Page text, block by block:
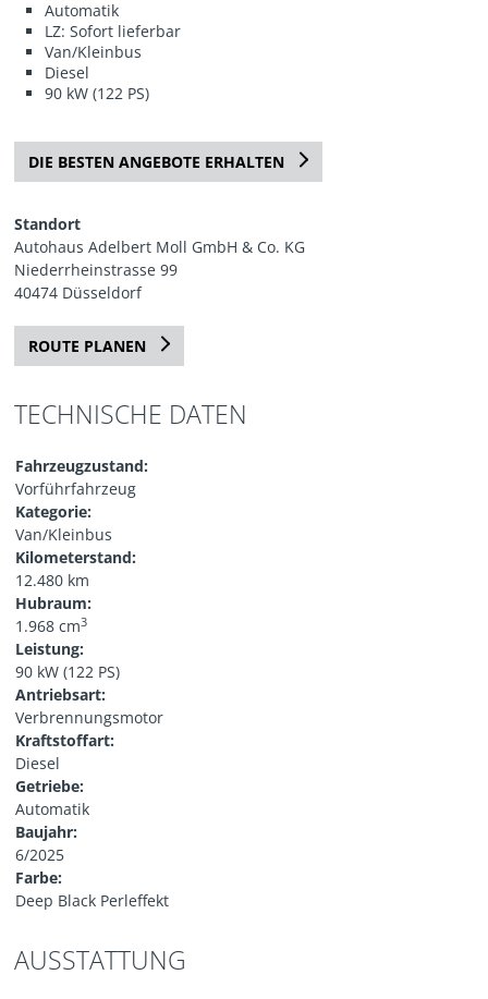
Automatik
LZ: Sofort lieferbar
Van/Kleinbus
Diesel
90 kW (122 PS)
DIE BESTEN ANGEBOTE ERHALTEN
Standort
Autohaus Adelbert Moll GmbH & Co. KG
Niederrheinstrasse 99
40474 Düsseldorf
ROUTE PLANEN
TECHNISCHE DATEN
Fahrzeugzustand:
Vorführfahrzeug
Kategorie:
Van/Kleinbus
Kilometerstand:
12.480 km
Hubraum:
1.968 cm3
Leistung:
90 kW (122 PS)
Antriebsart:
Verbrennungsmotor
Kraftstoffart:
Diesel
Getriebe:
Automatik
Baujahr:
6/2025
Farbe:
Deep Black Perleffekt
AUSSTATTUNG